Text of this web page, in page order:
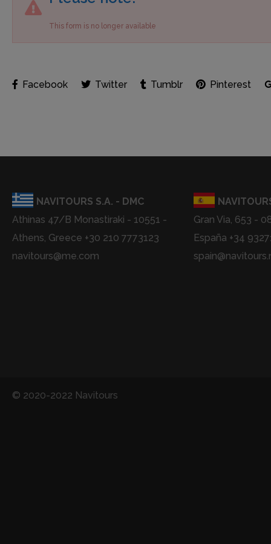
This form is no longer available
Facebook Twitter Tumblr Pinterest
NAVITOURS S.A. - DMC
Athinas 47/B Monastiraki - 10551 -
Athens, Greece +30 210 7773123
navitours@me.com
Gran Via, 653 -
España +34
© 2020-2022 Navitours